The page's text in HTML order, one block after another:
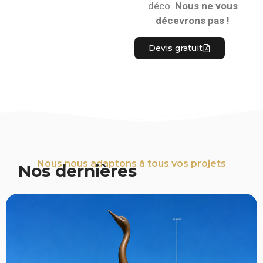
déco. Nous ne vous
décevrons pas !
Devis gratuit
Nous nous adaptons à tous vos projets
Nos dernièresRéalisations